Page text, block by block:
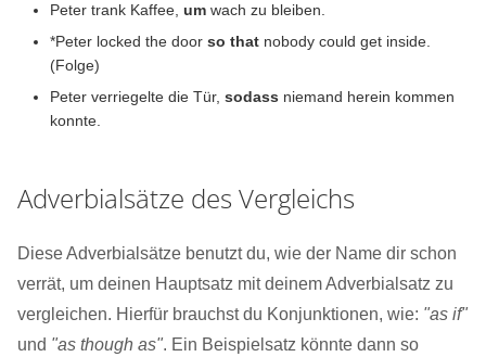
Peter trank Kaffee, um wach zu bleiben.
*Peter locked the door so that nobody could get inside.
(Folge)
Peter verriegelte die Tür, sodass niemand herein kommen
konnte.
Adverbialsätze des Vergleichs
Diese Adverbialsätze benutzt du, wie der Name dir schon
verrät, um deinen Hauptsatz mit deinem Adverbialsatz zu
vergleichen. Hierfür brauchst du Konjunktionen, wie: "as if"
und "as though as". Ein Beispielsatz könnte dann so